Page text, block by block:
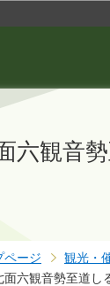
六観音
ページ 観光・
面六観音勢至道し